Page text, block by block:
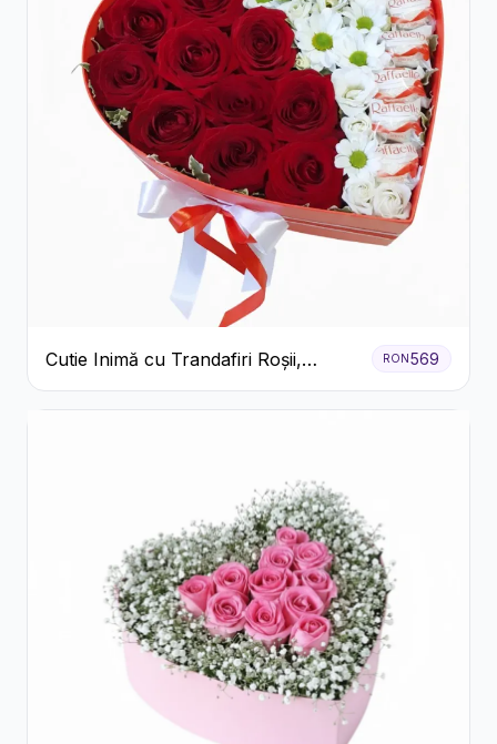
Cutie Inimă cu Trandafiri Roșii,
Crizanteme Albe și Bomboane
Raffaello
RON 569